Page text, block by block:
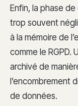
Enfin, la phase de
trop souvent
à la mémoire de
comme le
archivé de
l’encombrement
de données.